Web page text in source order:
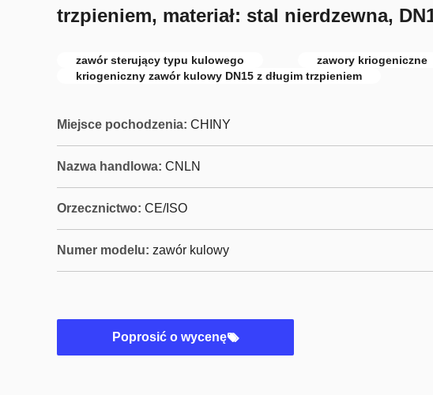
trzpieniem, materiał: stal nierdzewna,
zawór sterujący typu kulowego
zawory kriogeniczne
kriogeniczny zawór kulowy DN15 z długim trzpieniem
Miejsce pochodzenia: CHINY
Nazwa handlowa: CNLN
Orzecznictwo: CE/ISO
Numer modelu: zawór kulowy
Poprosić o wycenę